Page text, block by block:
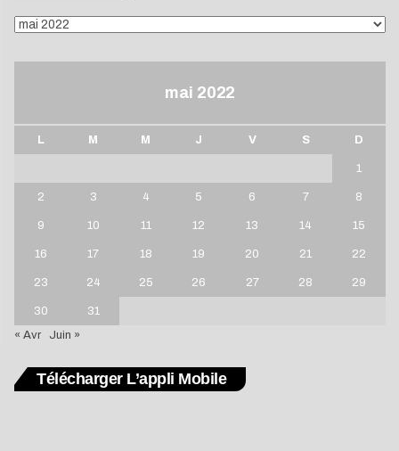
ARCHIVES
mai 2022
L M M J V S D
1
2 3 4 5 6 7 8
9 10 11 12 13 14 15
16 17 18 19 20 21 22
23 24 25 26 27 28 29
30
31
« Avr
Juin »
Télécharger L’appli Mobile